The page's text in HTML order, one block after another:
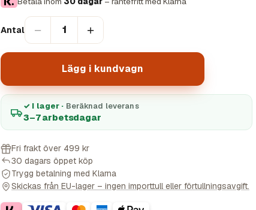
Antal − 1 +
Lägg i kundvagn
✓ I lager · Beräknad leverans
3–7 arbetsdagar
Fri frakt över 499 kr
30 dagars öppet köp
Trygg betalning med Klarna
Skickas från EU-lager – ingen importtull eller förtullningsavgift.